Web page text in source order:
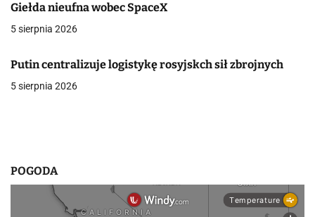
a
p
i
Giełda nieufna wobec SpaceX
5 sierpnia 2026
Putin centralizuje logistykę rosyjskch sił zbrojnych
5 sierpnia 2026
POGODA